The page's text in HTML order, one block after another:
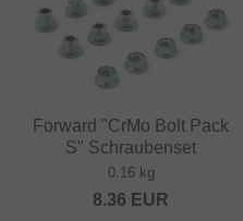
Forward "CrMo Bolt Pack
S" Schraubenset
0.16 kg
8.36 EUR